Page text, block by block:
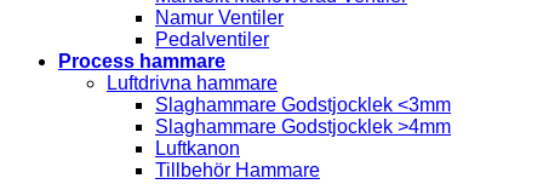
Namur Ventiler
Pedalventiler
Process hammare
Luftdrivna hammare
Slaghammare Godstjocklek <3mm
Slaghammare Godstjocklek >4mm
Luftkanon
Tillbehör Hammare